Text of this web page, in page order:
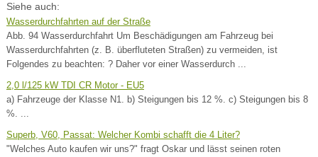
Siehe auch:
Wasserdurchfahrten auf der Straße
Abb. 94 Wasserdurchfahrt Um Beschädigungen am Fahrzeug bei
Wasserdurchfahrten (z. B. überfluteten Straßen) zu vermeiden, ist
Folgendes zu beachten: ? Daher vor einer Wasserdurch ...
2,0 l/125 kW TDI CR Motor - EU5
a) Fahrzeuge der Klasse N1. b) Steigungen bis 12 %. c) Steigungen bis 8
%. ...
Superb, V60, Passat: Welcher Kombi schafft die 4 Liter?
"Welches Auto kaufen wir uns?" fragt Oskar und lässt seinen roten